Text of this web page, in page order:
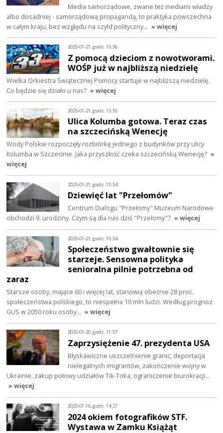
Media samorządowe, zwane też mediami władzy
albo dosadniej - samorządową propagandą, to praktyka powszechna
w całym kraju, bez względu na szyld polityczny… » więcej
2025-01-21, godz. 15:56
Z pomocą dzieciom z nowotworami.
WOŚP już w najbliższą niedzielę
Wielka Orkiestra Świątecznej Pomocy startuje w najbliższą niedzielę.
Co będzie się działo u nas? » więcej
2025-01-21, godz. 15:55
Ulica Kolumba gotowa. Teraz czas
na szczecińską Wenecję
Wody Polskie rozpoczęły rozbiórkę jednego z budynków przy ulicy
Kolumba w Szczecinie. Jaka przyszłość czeka szczecińską Wenecję? »
więcej
2025-01-21, godz. 15:54
Dziewięć lat "Przełomów"
Centrum Dialogu "Przełomy" Muzeum Narodowe
obchodzi 9. urodziny. Czym są dla nas dziś "Przełomy"? » więcej
2025-01-21, godz. 15:54
Społeczeństwo gwałtownie się
starzeje. Sensowna polityka
senioralna pilnie potrzebna od
zaraz
Starsze osoby, mające 60 i więcej lat, stanowią obecnie 28 proc.
społeczeństwa polskiego, to niespełna 10 mln ludzi. Według prognoz
GUS w 2050 roku osoby… » więcej
2025-01-20, godz. 11:57
Zaprzysiężenie 47. prezydenta USA
Błyskawiczne uszczelnienie granic, deportacja
nielegalnych imigrantów, zakończenie wojny w
Ukrainie, zakup połowy udziałów Tik-Toka, ograniczenie biurokracji…
» więcej
2025-01-16, godz. 14:27
2024 okiem fotografików STF.
Wystawa w Zamku Książąt